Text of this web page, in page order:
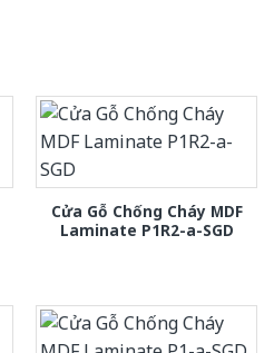
Cửa Gỗ Chống Cháy MDF
Laminate P1R2-a-SGD